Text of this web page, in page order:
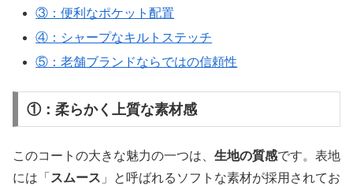
③：便利なポケット配置
④：シャープなキルトステッチ
⑤：老舗ブランドならではの信頼性
①：柔らかく上質な素材感
このコートの大きな魅力の一つは、 生地の質感です。表地
には「 スムース 」と呼ばれるソフトな素材が採用されてお